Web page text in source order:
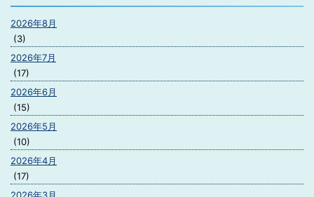
2026年8月
(3)
2026年7月
(17)
2026年6月
(15)
2026年5月
(10)
2026年4月
(17)